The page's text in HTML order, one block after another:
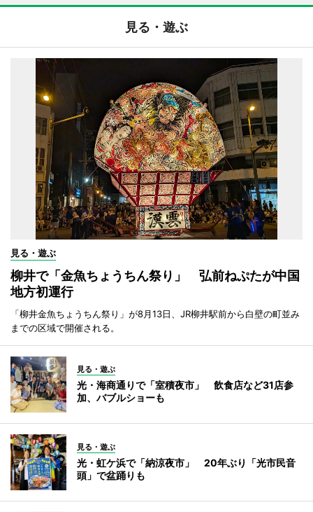
見る・遊ぶ
見る・遊ぶ
柳井で「金魚ちょうちん祭り」 弘前ねぷたが中国
地方初運行
「柳井金魚ちょうちん祭り」が8月13日、JR柳井駅前から白壁の町並み
までの区域で開催される。
見る・遊ぶ
光・海商通りで「室積夜市」 飲食店など31店参
加、バブルショーも
見る・遊ぶ
光・虹ケ浜で「納涼夜市」 20年ぶり「光市民音
頭」で盆踊りも